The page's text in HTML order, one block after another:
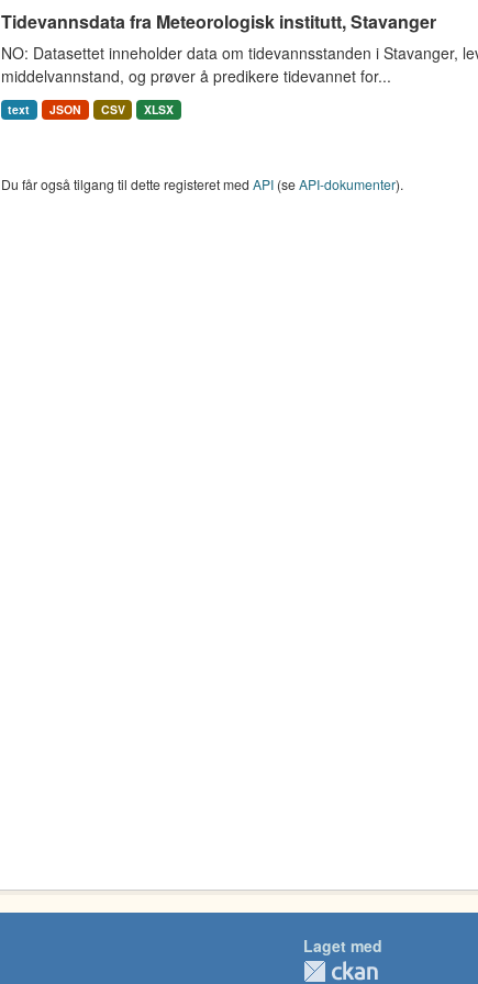
Tidevannsdata fra Meteorologisk institutt, Stavanger
NO: Datasettet inneholder data om tidevannsstanden i Stavanger,
middelvannstand, og prøver å predikere tidevannet for...
text JSON CSV XLSX
Du får også tilgang til dette registeret med API(seAPI-dokumenter).
Laget med